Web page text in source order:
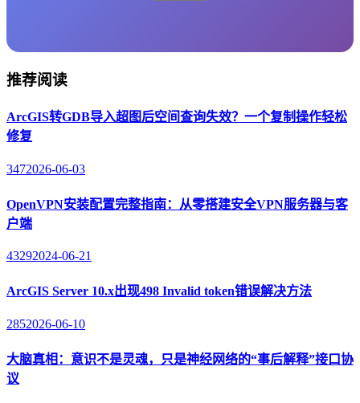
推荐阅读
ArcGIS转GDB导入超图后空间查询失效？一个复制操作轻松
修复
3472026-06-03
OpenVPN安装配置完整指南：从零搭建安全VPN服务器与客
户端
43292024-06-21
ArcGIS Server 10.x出现498 Invalid token错误解决方法
2852026-06-10
大脑真相：意识不是灵魂，只是神经网络的“事后解释”接口协
议